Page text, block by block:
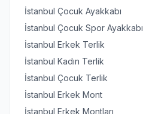
İstanbul Çocuk Ayakkabı
İstanbul Çocuk Spor Ayakkabı
İstanbul Erkek Terlik
İstanbul Kadın Terlik
İstanbul Çocuk Terlik
İstanbul Erkek Mont
İstanbul Erkek Montları